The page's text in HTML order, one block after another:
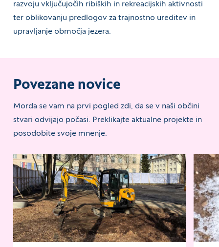
razvoju vključujočih ribiških in rekreacijskih aktivnosti
ter oblikovanju predlogov za trajnostno ureditev in
upravljanje območja jezera.
Povezane novice
Morda se vam na prvi pogled zdi, da se v naši občini
stvari odvijajo počasi. Preklikajte aktualne projekte in
posodobite svoje mnenje.